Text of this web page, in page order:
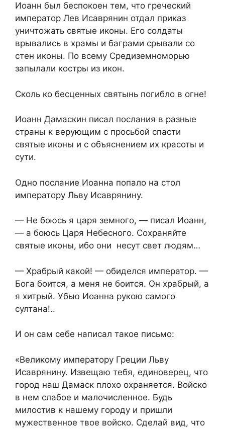
Иоанн был беспокоен тем, что греческий
император Лев Исаврянин отдал приказ
уничтожать святые иконы. Его солдаты
врывались в храмы и баграми срывали со
стен иконы. По всему Средиземноморью
запылали костры из икон.
Сколь ко бесценных святынь погибло в огне!
Иоанн Дамаскин писал послания в разные
страны к верующим с просьбой спасти
святые иконы и с объяснением их красоты и
сути.
Одно послание Иоанна попало на стол
императору Льву Исаврянину.
— Не боюсь я царя земного, — писал Иоанн,
— а боюсь Царя Небесного. Сохраняйте
святые иконы, ибо они несут свет людям…
— Храбрый какой! — обиделся император. —
Бога боится, а меня не боится. Он храбрый, а
я хитрый. Убью Иоанна рукою самого
султана!..
И он сам себе написал такое письмо:
«Великому императору Греции Льву
Исаврянину. Извещаю тебя, единоверец, что
город наш Дамаск плохо охраняется. Войско
в нем слабое и малочисленное. Будь
милостив к нашему городу и пришли
мужественное твое войско. Сделай вид, что